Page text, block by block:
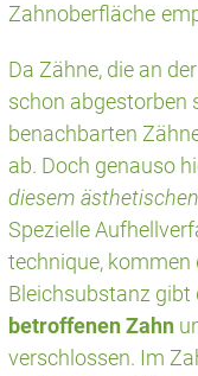
Zahnoberfläche
Da Zähne, die an
schon abgestorben
benachbarten
ab. Doch genauso
diesem
Spezielle
technique, kommen
Bleichsubstanz gibt
betroffenen Zahn
verschlossen. Im